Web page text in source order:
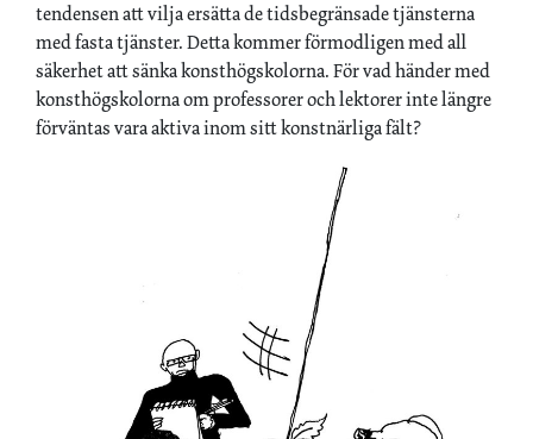
tendensen att vilja ersätta de tidsbegränsade tjänsterna
med fasta tjänster. Detta kommer förmodligen med all
säkerhet att sänka konsthögskolorna. För vad händer med
konsthögskolorna om professorer och lektorer inte längre
förväntas vara aktiva inom sitt konstnärliga fält?